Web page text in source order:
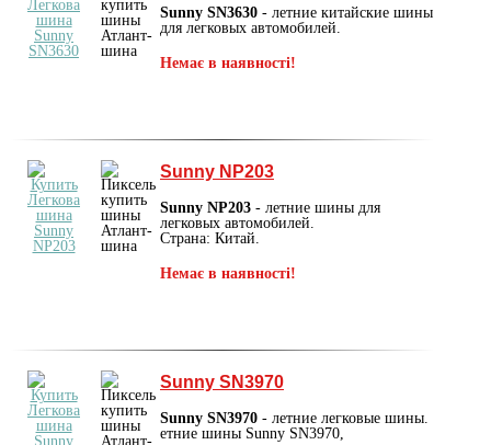
Sunny SN3630 - летние китайские шины
для легковых автомобилей.
Немає в наявності!
Sunny NP203
Sunny NP203 - летние шины для
легковых автомобилей.
Страна: Китай.
Немає в наявності!
Sunny SN3970
Sunny SN3970 - летние легковые шины.
етние шины Sunny SN3970,